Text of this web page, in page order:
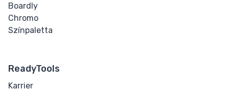
Text Shadow
Text Transform
Word Break
Boardly
Chromo
Színpaletta
ReadyTools
Karrier